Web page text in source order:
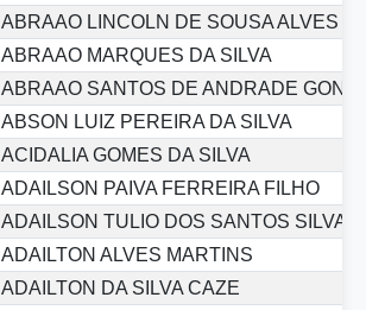
ABRAAO LINCOLN DE SOUSA ALVES
ABRAAO MARQUES DA SILVA
ABRAAO SANTOS DE ANDRADE
ABSON LUIZ PEREIRA DA SILVA
ACIDALIA GOMES DA SILVA
ADAILSON PAIVA FERREIRA FILHO
ADAILSON TULIO DOS SANTOS SILVA
ADAILTON ALVES MARTINS
ADAILTON DA SILVA CAZE